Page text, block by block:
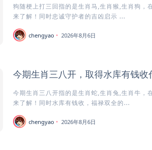
狗随梗上打三回指的是生肖马,生肖猴,生肖狗，
来了解！同时忠诚守护者的吉凶启示 ...
chengyao 2026年8月6日
今期生肖三八开，取得水库有钱
今期生肖三八开指的是生肖蛇,生肖兔,生肖牛，
来了解！同时水库有钱收，福禄双全的...
chengyao 2026年8月6日